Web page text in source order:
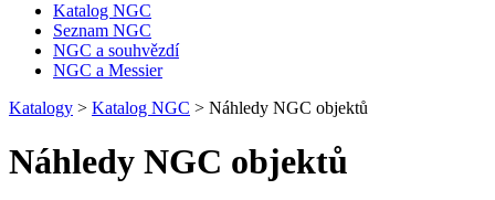
Katalog NGC
Seznam NGC
NGC a souhvězdí
NGC a Messier
Katalogy > Katalog NGC > Náhledy NGC objektů
Náhledy NGC objektů